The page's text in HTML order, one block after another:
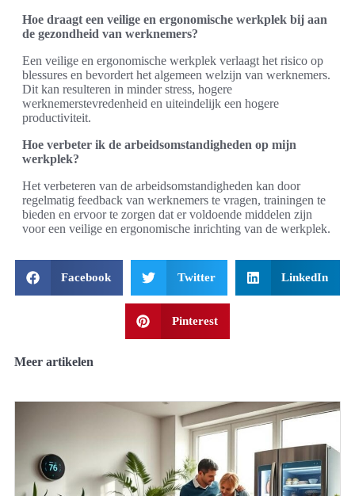
Hoe draagt een veilige en ergonomische werkplek bij aan
de gezondheid van werknemers?
Een veilige en ergonomische werkplek verlaagt het risico op
blessures en bevordert het algemeen welzijn van werknemers.
Dit kan resulteren in minder stress, hogere
werknemerstevredenheid en uiteindelijk een hogere
productiviteit.
Hoe verbeter ik de arbeidsomstandigheden op mijn
werkplek?
Het verbeteren van de arbeidsomstandigheden kan door
regelmatig feedback van werknemers te vragen, trainingen te
bieden en ervoor te zorgen dat er voldoende middelen zijn
voor een veilige en ergonomische inrichting van de werkplek.
Facebook Twitter LinkedIn
Pinterest
Meer artikelen